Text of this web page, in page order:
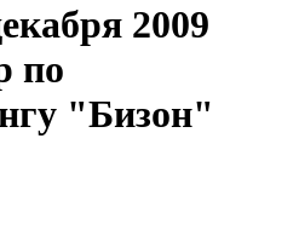
2009
по
"Бизон"